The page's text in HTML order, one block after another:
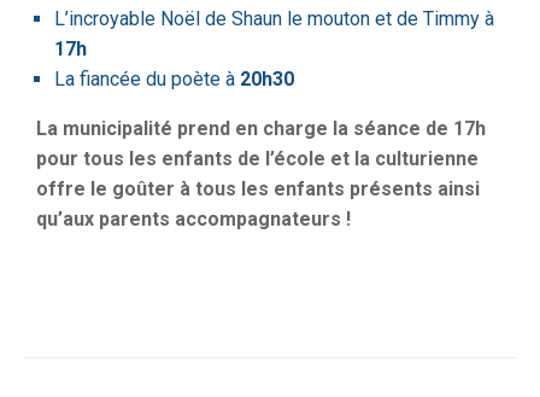
L’incroyable Noël de Shaun le mouton et de Timmy à
17h
La fiancée du poète à 20h30
La municipalité prend en charge la séance de 17h
pour tous les enfants de l’école et la culturienne
offre le goûter à tous les enfants présents ainsi
qu’aux parents accompagnateurs !